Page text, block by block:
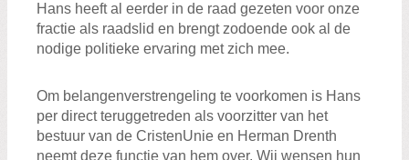
Hans heeft al eerder in de raad gezeten voor onze
fractie als raadslid en brengt zodoende ook al de
nodige politieke ervaring met zich mee.
Om belangenverstrengeling te voorkomen is Hans
per direct teruggetreden als voorzitter van het
bestuur van de CristenUnie en Herman Drenth
neemt deze functie van hem over. Wij wensen hun